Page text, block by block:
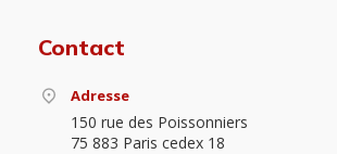
Contact
Adresse
150 rue des Poissonniers
75 883 Paris cedex 18